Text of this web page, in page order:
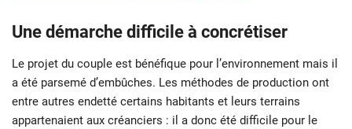
Une démarche difficile à concrétiser
Le projet du couple est bénéfique pour l’environnement mais il
a été parsemé d’embûches. Les méthodes de production ont
entre autres endetté certains habitants et leurs terrains
appartenaient aux créanciers : il a donc été difficile pour le